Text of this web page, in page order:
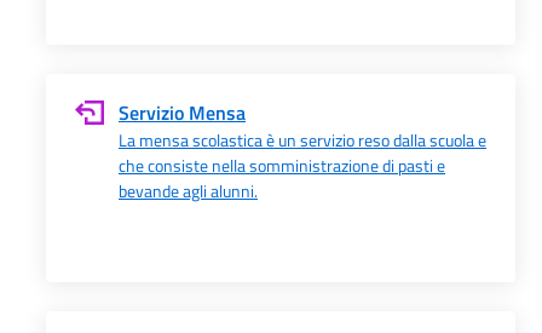
Servizio Mensa
La mensa scolastica è un servizio reso dalla scuola e
che consiste nella somministrazione di pasti e
bevande agli alunni.